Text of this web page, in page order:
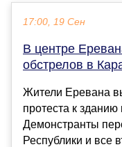
17:00, 19 Сен
В центре
обстрелов в
Жители Еревана
протеста к
Демонстранты
Республики и все